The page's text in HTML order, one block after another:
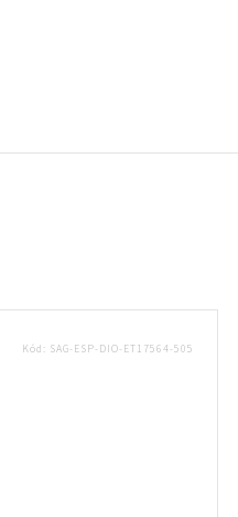
Kód: SAG-ESP-DIO-ET17564-505